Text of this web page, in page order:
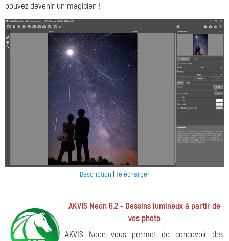
pouvez devenir un magicien !
Description Télécharger
AKVIS Neon 6.2 - Dessins lumineux à partir de
vos photo
AKVIS Neon vous permet de concevoir des